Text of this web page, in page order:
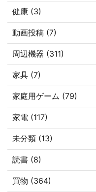
健康 (3)
動画投稿 (7)
周辺機器 (311)
家具 (7)
家庭用ゲーム (79)
家電 (117)
未分類 (13)
読書 (8)
買物 (364)